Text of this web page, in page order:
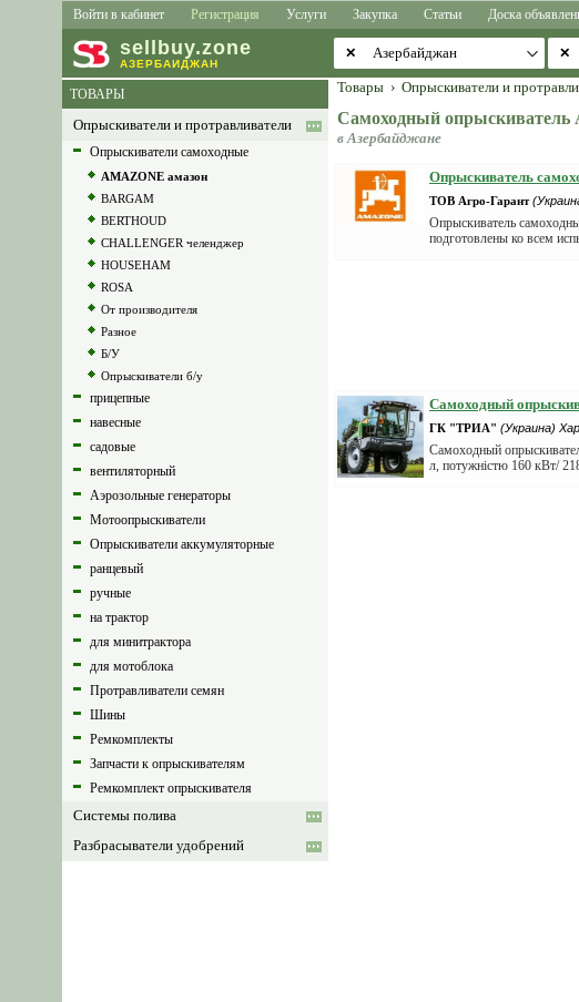
Войти в кабинет Регистрация Услуги Закупка Статьи Доска
sell buy.zone
АЗЕРБАЙДЖАН
✕ ✕
ТОВАРЫ
Опрыскиватели и протравливатели
Опрыскиватели самоходные
AMAZONE амазон
BARGAM
BERTHOUD
CHALLENGER челенджер
HOUSEHAM
ROSA
От производителя
Разное
Б/У
Опрыскиватели б/у
прицепные
навесные
садовые
вентиляторный
Аэрозольные генераторы
Мотоопрыскиватели
Опрыскиватели аккумуляторные
ранцевый
ручные
на трактор
для минитрактора
для мотоблока
Протравливатели семян
Шины
Ремкомплекты
Запчасти к опрыскивателям
Ремкомплект опрыскивателя
Системы полива
Разбрасыватели удобрений
Товары › Опрыскиватели и
Самоходный опрыскиватель
в Азербайджане
Опрыскиватель
ТОВ Агро-Гарант
Опрыскиватель
подготовлены ко всем
Самоходный
ГК "ТРИА" (Украина)
Самоходный
л, потужністю 160 кВт/